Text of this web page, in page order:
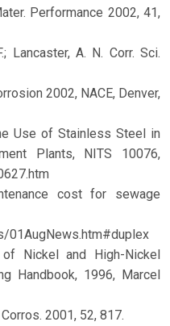
Performance 2002, 41,
Lancaster, A. N. Corr. Sci.
2002, NACE, Denver,
Use of Stainless Steel in
Plants, NITS 10076,
cost for sewage
01AugNews.htm#duplex
of Nickel and High-Nickel
Handbook, 1996, Marcel
2001, 52, 817.